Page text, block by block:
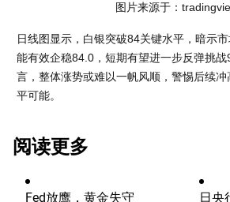
图片来源于：
日线图显示，白银突破84关键水平，暗示
能有效企稳84.0，短期有望进一步反弹挑
言，整体涨势或难以一帆风顺，警惕后续
平可能。
阅读更多
Fed放鹰，黄金失守 日央